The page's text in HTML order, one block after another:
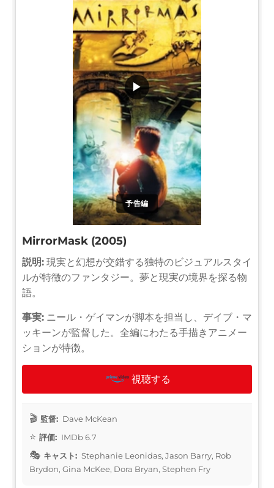
予告編
▶
MirrorMask (2005)
説明: 現実と幻想が交錯する独特のビジュアルスタイ
ルが特徴のファンタジー。夢と現実の境界を探る物
語。
事実: ニール・ゲイマンが脚本を担当し、デイブ・マ
ッキーンが監督した。全編にわたる手描きアニメー
ションが特徴。
視聴する
監督: Dave McKean
評価: IMDb 6.7
キャスト: Stephanie Leonidas, Jason Barry, Rob
Brydon, Gina McKee, Dora Bryan, Stephen Fry